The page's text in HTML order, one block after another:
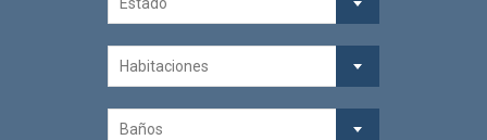
Estado
Habitaciones
Baños